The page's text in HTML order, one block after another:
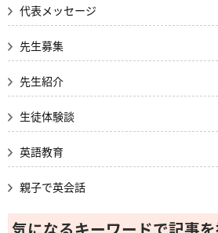
代表メッセージ
先生募集
先生紹介
生徒体験談
英語教育
親子で英会話